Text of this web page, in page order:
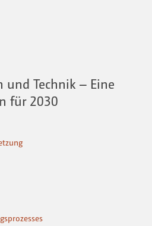
und Technik – Eine
für 2030